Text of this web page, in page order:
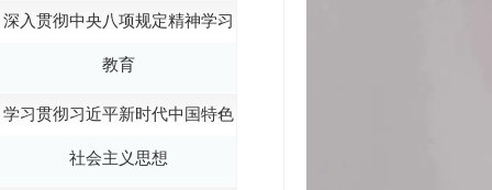
深入贯彻中央八项规定精神学习
教育
学习贯彻习近平新时代中国特色
社会主义思想